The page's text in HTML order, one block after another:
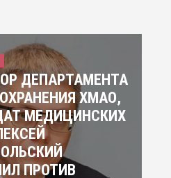
ДЕПАРТАМЕНТА
ХМАО,
МЕДИЦИНСКИХ
ПРОТИВ